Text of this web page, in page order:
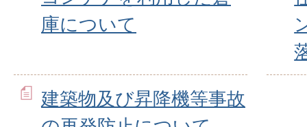
庫について
建築物及び昇降機等事故